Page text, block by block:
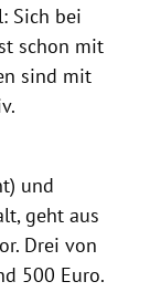
Sich bei
schon mit
sind mit
und
geht aus
Drei von
500 Euro.